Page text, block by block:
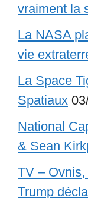
vraiment la
La NASA
vie
La Space
Spatiaux
National
& Sean
TV –
Trump